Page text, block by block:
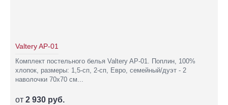
Valtery AP-01
Комплект постельного белья Valtery AP-01. Поплин, 100%
хлопок, размеры: 1,5-сп, 2-сп, Евро, семейный/дуэт - 2
наволочки 70х70 см...
от 2 930 руб.